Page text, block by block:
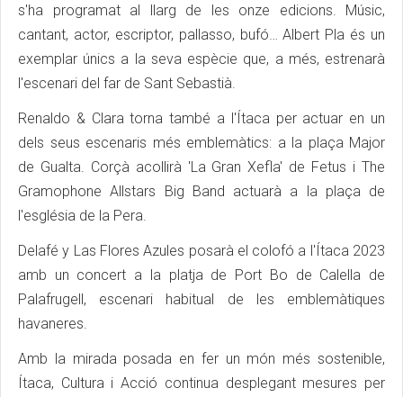
s'ha programat al llarg de les onze edicions. Músic,
cantant, actor, escriptor, pallasso, bufó… Albert Pla és un
exemplar únics a la seva espècie que, a més, estrenarà
l'escenari del far de Sant Sebastià.
Renaldo & Clara torna també a l'Ítaca per actuar en un
dels seus escenaris més emblemàtics: a la plaça Major
de Gualta. Corçà acollirà 'La Gran Xefla' de Fetus i The
Gramophone Allstars Big Band actuarà a la plaça de
l'església de la Pera.
Delafé y Las Flores Azules posarà el colofó a l'Ítaca 2023
amb un concert a la platja de Port Bo de Calella de
Palafrugell, escenari habitual de les emblemàtiques
havaneres.
Amb la mirada posada en fer un món més sostenible,
Ítaca, Cultura i Acció continua desplegant mesures per